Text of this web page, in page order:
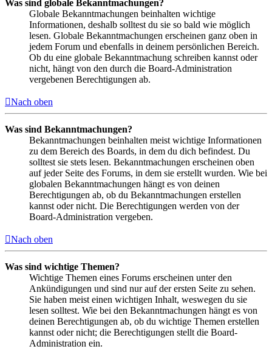
Was sind globale Bekanntmachungen?
Globale Bekanntmachungen beinhalten wichtige
Informationen, deshalb solltest du sie so bald wie möglich
lesen. Globale Bekanntmachungen erscheinen ganz oben in
jedem Forum und ebenfalls in deinem persönlichen Bereich.
Ob du eine globale Bekanntmachung schreiben kannst oder
nicht, hängt von den durch die Board-Administration
vergebenen Berechtigungen ab.
Nach oben
Was sind Bekanntmachungen?
Bekanntmachungen beinhalten meist wichtige Informationen
zu dem Bereich des Boards, in dem du dich befindest. Du
solltest sie stets lesen. Bekanntmachungen erscheinen oben
auf jeder Seite des Forums, in dem sie erstellt wurden. Wie bei
globalen Bekanntmachungen hängt es von deinen
Berechtigungen ab, ob du Bekanntmachungen erstellen
kannst oder nicht. Die Berechtigungen werden von der
Board-Administration vergeben.
Nach oben
Was sind wichtige Themen?
Wichtige Themen eines Forums erscheinen unter den
Ankündigungen und sind nur auf der ersten Seite zu sehen.
Sie haben meist einen wichtigen Inhalt, weswegen du sie
lesen solltest. Wie bei den Bekanntmachungen hängt es von
deinen Berechtigungen ab, ob du wichtige Themen erstellen
kannst oder nicht; die Berechtigungen stellt die Board-
Administration ein.